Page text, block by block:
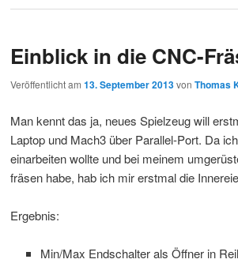
Einblick in die CNC-
Veröffentlicht am 13. September 2013von Thomas
Man kennt das ja, neues Spielzeug will
Laptop und Mach3 über Parallel-Port. Da
einarbeiten wollte und bei meinem
fräsen habe, hab ich mir erstmal die
Ergebnis:
Min/Max Endschalter als Öffner in